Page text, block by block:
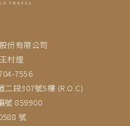
份有限公司
村煌
7556
段307號5樓 (R.O.C)
號 859900
號